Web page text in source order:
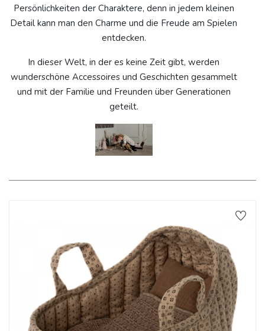
Persönlichkeiten der Charaktere, denn in jedem kleinen
Detail kann man den Charme und die Freude am Spielen
entdecken.
In dieser Welt, in der es keine Zeit gibt, werden
wunderschöne Accessoires und Geschichten gesammelt
und mit der Familie und Freunden über Generationen
geteilt.